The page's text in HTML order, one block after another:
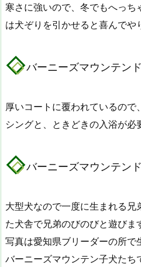
寒さに強いので、冬でもへっ
は犬ぞりを引かせると喜んでや
バーニーズマウンテン
厚いコートに覆われているので
シングと、ときどきの入浴が必
バーニーズマウンテン
大型犬なので一度に生まれる兄
た犬舎で兄弟のびのびと遊びま
写真は愛知県ブリーダーの所で
バーニーズマウンテン子犬たち